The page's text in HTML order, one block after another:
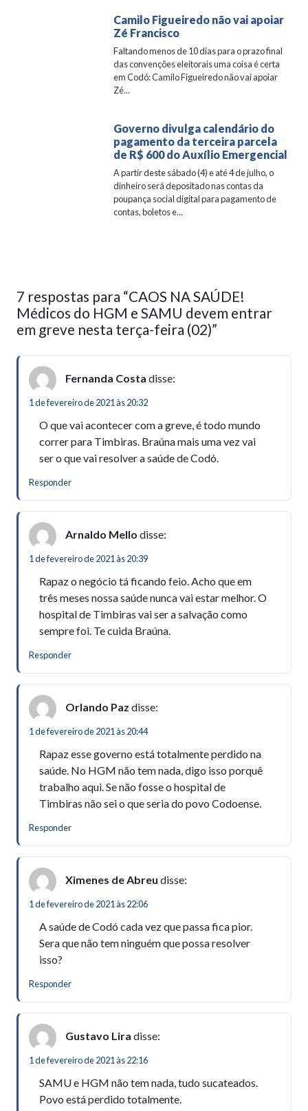
Camilo Figueiredo não vai apoiar
Zé Francisco
Faltando menos de 10 dias para o prazo final
das convenções eleitorais uma coisa é certa
em Codó: Camilo Figueiredo não vai apoiar
Zé...
Governo divulga calendário do
pagamento da terceira parcela
de R$ 600 do Auxílio Emergencial
A partir deste sábado (4) e até 4 de julho, o
dinheiro será depositado nas contas da
poupança social digital para pagamento de
contas, boletos e...
7 respostas para “CAOS NA SAÚDE!
Médicos do HGM e SAMU devem entrar
em greve nesta terça-feira (02)”
Fernanda Costa disse:
1 de fevereiro de 2021 às 20:32
O que vai acontecer com a greve, é todo mundo
correr para Timbiras. Braúna mais uma vez vai
ser o que vai resolver a saúde de Codó.
Responder
Arnaldo Mello disse:
1 de fevereiro de 2021 às 20:39
Rapaz o negócio tá ficando feio. Acho que em
três meses nossa saúde nunca vai estar melhor. O
hospital de Timbiras vai ser a salvação como
sempre foi. Te cuida Braúna.
Responder
Orlando Paz disse:
1 de fevereiro de 2021 às 20:44
Rapaz esse governo está totalmente perdido na
saúde. No HGM não tem nada, digo isso porquê
trabalho aqui. Se não fosse o hospital de
Timbiras não sei o que seria do povo Codoense.
Responder
Ximenes de Abreu disse:
1 de fevereiro de 2021 às 22:06
A saúde de Codó cada vez que passa fica pior.
Sera que não tem ninguém que possa resolver
isso?
Responder
Gustavo Lira disse:
1 de fevereiro de 2021 às 22:16
SAMU e HGM não tem nada, tudo sucateados.
Povo está perdido totalmente.